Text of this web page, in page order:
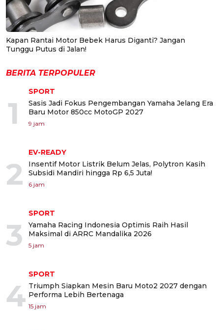
Kapan Rantai Motor Bebek Harus Diganti? Jangan
Tunggu Putus di Jalan!
BERITA TERPOPULER
1
SPORT
Sasis Jadi Fokus Pengembangan Yamaha Jelang Era
Baru Motor 850cc MotoGP 2027
9 jam
2
EV-READY
Insentif Motor Listrik Belum Jelas, Polytron Kasih
Subsidi Mandiri hingga Rp 6,5 Juta!
6 jam
3
SPORT
Yamaha Racing Indonesia Optimis Raih Hasil
Maksimal di ARRC Mandalika 2026
5 jam
4
SPORT
Triumph Siapkan Mesin Baru Moto2 2027 dengan
Performa Lebih Bertenaga
15 jam